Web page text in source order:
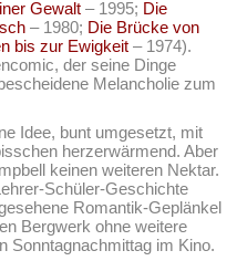
Gewalt – 1995; Die
– 1980; Die Brücke von
bis zur Ewigkeit – 1974).
der seine Dinge
Melancholie zum
Idee, bunt umgesetzt, mit
herzerwärmend. Aber
keinen weiteren Nektar.
Schüler-Geschichte
Romantik-Geplänkel
Bergwerk ohne weitere
Sonntagnachmittag im Kino.